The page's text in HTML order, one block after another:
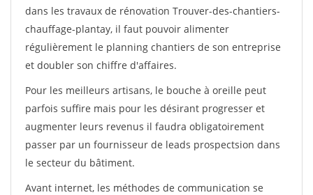
dans les travaux de rénovation Trouver-des-chantiers-
chauffage-plantay, il faut pouvoir alimenter
régulièrement le planning chantiers de son entreprise
et doubler son chiffre d'affaires.
Pour les meilleurs artisans, le bouche à oreille peut
parfois suffire mais pour les désirant progresser et
augmenter leurs revenus il faudra obligatoirement
passer par un fournisseur de leads prospectsion dans
le secteur du bâtiment.
Avant internet, les méthodes de communication se